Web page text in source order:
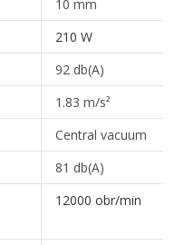
10 mm
210 W
92 db(A)
1.83 m/s²
Central vacuum
81 db(A)
12000 obr/min